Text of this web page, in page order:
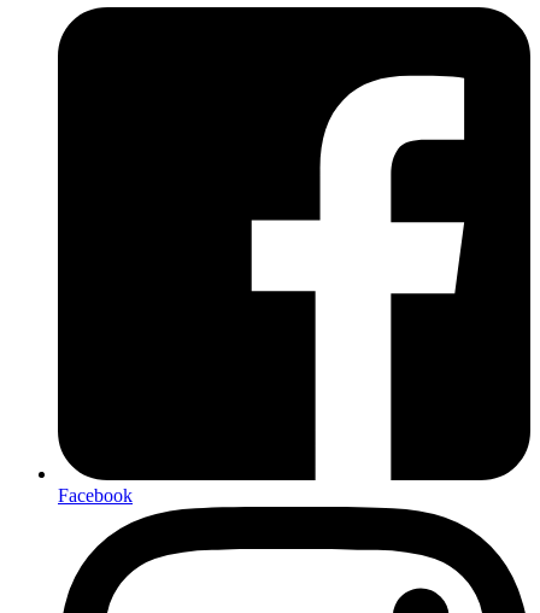
Facebook